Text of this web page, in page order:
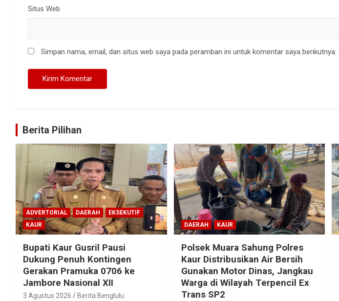
Situs Web
Simpan nama, email, dan situs web saya pada peramban ini untuk komentar saya berikutnya.
Berita Pilihan
ADVERTORIAL DAERAH
EKSEKUTIF
KAUR
Bupati Kaur Gusril Pausi
Dukung Penuh Kontingen
Gerakan Pramuka 0706 ke
Jambore Nasional XII
3 Agustus 2026 Berita Benglulu
DAERAH KAUR
Polsek Muara Sahung Polres
Kaur Distribusikan Air Bersih
Gunakan Motor Dinas, Jangkau
Warga di Wilayah Terpencil Ex
Trans SP2